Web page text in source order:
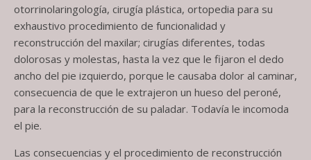
otorrinolaringología, cirugía plástica, ortopedia para su
exhaustivo procedimiento de funcionalidad y
reconstrucción del maxilar; cirugías diferentes, todas
dolorosas y molestas, hasta la vez que le fijaron el dedo
ancho del pie izquierdo, porque le causaba dolor al caminar,
consecuencia de que le extrajeron un hueso del peroné,
para la reconstrucción de su paladar. Todavía le incomoda
el pie.
Las consecuencias y el procedimiento de reconstrucción